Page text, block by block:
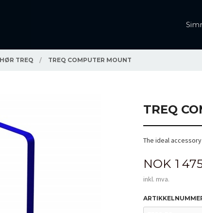
TREQ TREQ COMPUTER MOUNT
TREQ
The ideal
Pris
NOK 1
inkl. mva.